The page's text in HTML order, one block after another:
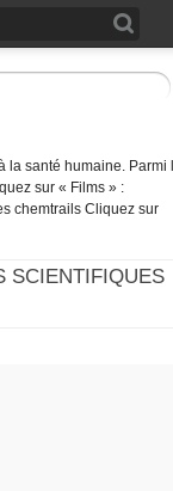
la santé humaine. Parmi
sur « Films » :
chemtrails Cliquez sur
SCIENTIFIQUES